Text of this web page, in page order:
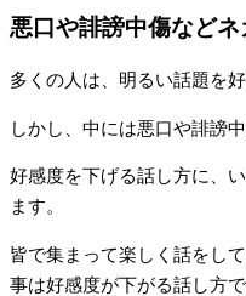
悪口や誹謗中傷など
多くの人は、明るい話題を
しかし、中には悪口や誹謗
好感度を下げる話し方に、
ます。
皆で集まって楽しく話をし
事は好感度が下がる話し方で